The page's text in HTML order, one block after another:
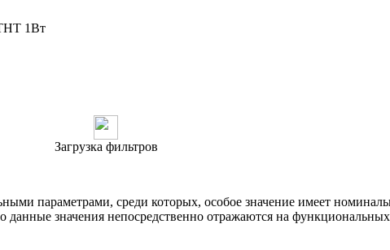
1Вт
Загрузка фильтров
параметрами, среди которых, особое значение имеет
значения непосредственно отражаются на